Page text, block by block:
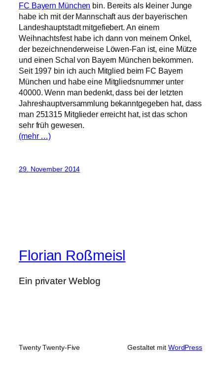
FC Bayern München bin. Bereits als kleiner Junge
habe ich mit der Mannschaft aus der bayerischen
Landeshauptstadt mitgefiebert. An einem
Weihnachtsfest habe ich dann von meinem Onkel,
der bezeichnenderweise Löwen-Fan ist, eine Mütze
und einen Schal von Bayern München bekommen.
Seit 1997 bin ich auch Mitglied beim FC Bayern
München und habe eine Mitgliedsnummer unter
40000. Wenn man bedenkt, dass bei der letzten
Jahreshauptversammlung bekanntgegeben hat, dass
man 251315 Mitglieder erreicht hat, ist das schon
sehr früh gewesen.
(mehr …)
29. November 2014
Florian Roßmeisl
Ein privater Weblog
Twenty Twenty-Five Gestaltet mit WordPress